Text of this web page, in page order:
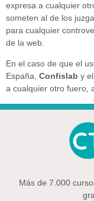
expresa a cualquier
someten al de los
para cualquier
de la web.
En el caso de que el
España, Confislab y
a cualquier otro fuero,
Más de 7.000